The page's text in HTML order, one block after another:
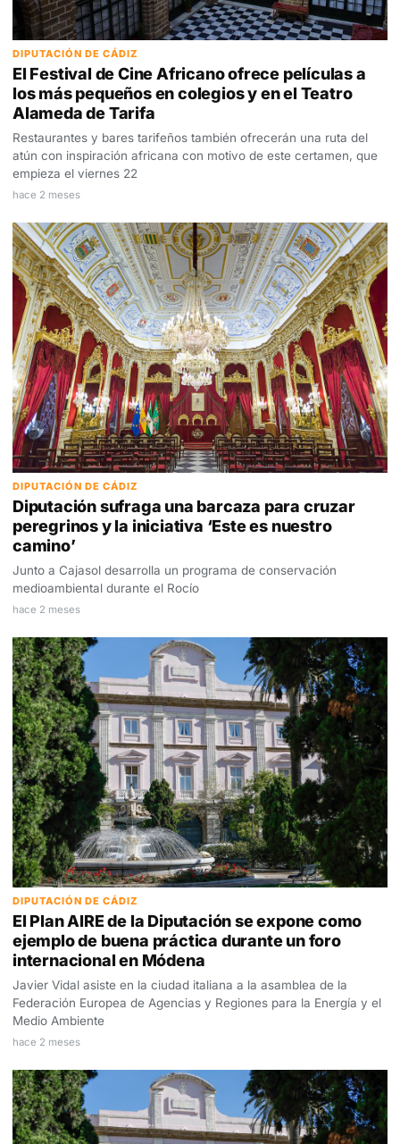
DIPUTACIÓN DE CÁDIZ
El Festival de Cine Africano ofrece películas a
los más pequeños en colegios y en el Teatro
Alameda de Tarifa
Restaurantes y bares tarifeños también ofrecerán una ruta del
atún con inspiración africana con motivo de este certamen, que
empieza el viernes 22
hace 2 meses
DIPUTACIÓN DE CÁDIZ
Diputación sufraga una barcaza para cruzar
peregrinos y la iniciativa ‘Este es nuestro
camino’
Junto a Cajasol desarrolla un programa de conservación
medioambiental durante el Rocío
hace 2 meses
DIPUTACIÓN DE CÁDIZ
El Plan AIRE de la Diputación se expone como
ejemplo de buena práctica durante un foro
internacional en Módena
Javier Vidal asiste en la ciudad italiana a la asamblea de la
Federación Europea de Agencias y Regiones para la Energía y el
Medio Ambiente
hace 2 meses